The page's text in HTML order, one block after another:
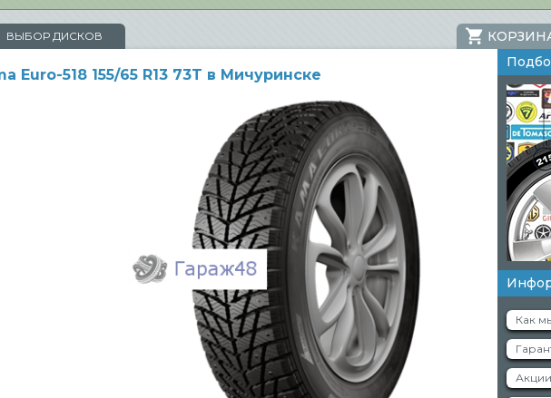
ВЫБОР ДИСКОВ
518 155/65 R13 73T в Мичуринске
Как